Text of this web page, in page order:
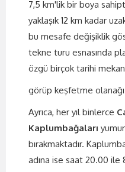
7,5 km'lik bir boya
yaklaşık 12 km kadar
bu mesafe değişiklik
tekne turu esnasında
özgü birçok tarihi
görüp keşfetme
Ayrıca, her yıl binlerce
Kaplumbağaları
bırakmaktadır.
adına ise saat 20.00 ile